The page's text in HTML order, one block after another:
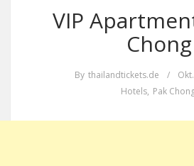
VIP
Chong
By thailandtickets.de /
Hotels, Pak